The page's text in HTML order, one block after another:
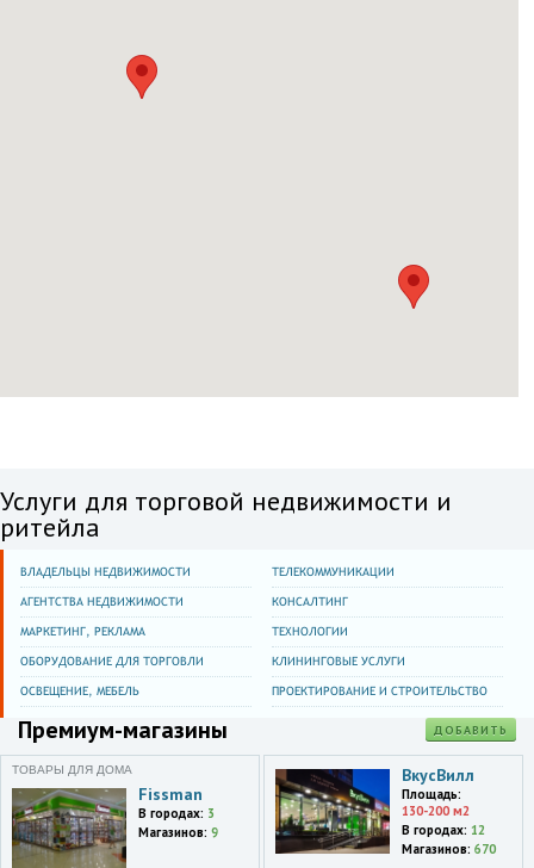
Услуги для торговой недвижимости и
ритейла
ВЛАДЕЛЬЦЫ НЕДВИЖИМОСТИ ТЕЛЕКОММУНИКАЦИИ
АГЕНТСТВА НЕДВИЖИМОСТИ КОНСАЛТИНГ
МАРКЕТИНГ, РЕКЛАМА ТЕХНОЛОГИИ
ОБОРУДОВАНИЕ ДЛЯ ТОРГОВЛИ КЛИНИНГОВЫЕ УСЛУГИ
ОСВЕЩЕНИЕ, МЕБЕЛЬ ПРОЕКТИРОВАНИЕ И СТРОИТЕЛЬСТВО
ДОБАВИТЬ
Премиум-магазины
ТОВАРЫ ДЛЯ ДОМА
Fissman
В городах: 3
Магазинов: 9
ВкусВилл
Площадь:
130-200 м2
В городах: 12
Магазинов: 670